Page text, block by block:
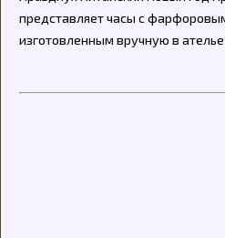
представляет часы с
изготовленным вручную в